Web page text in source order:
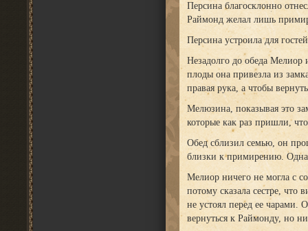
Персина благосклонно
Раймонд желал лишь
Персина устроила для
Незадолго до обеда Мелиор
плоды она привезла из
правая рука, а чтобы
Мелюзина, показывая это
которые как раз пришли,
Обед сблизил семью, он
близки к примирению.
Мелиор ничего не могла с
потому сказала сестре,
не устоял перед ее
вернуться к Раймонду, но